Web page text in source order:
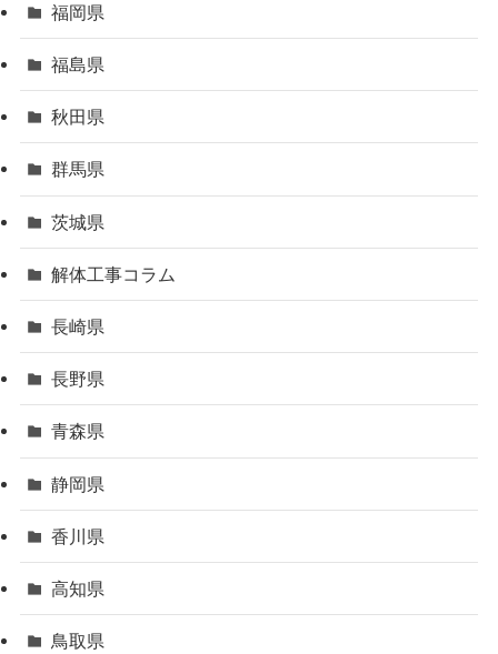
福岡県
福島県
秋田県
群馬県
茨城県
解体工事コラム
長崎県
長野県
青森県
静岡県
香川県
高知県
鳥取県